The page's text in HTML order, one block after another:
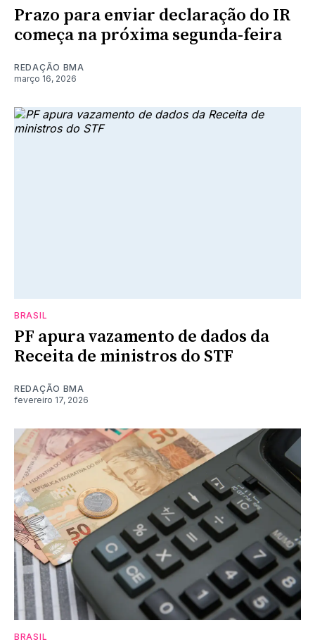
Prazo para enviar declaração do IR
começa na próxima segunda-feira
REDAÇÃO BMA
março 16, 2026
BRASIL
PF apura vazamento de dados da
Receita de ministros do STF
REDAÇÃO BMA
fevereiro 17, 2026
BRASIL